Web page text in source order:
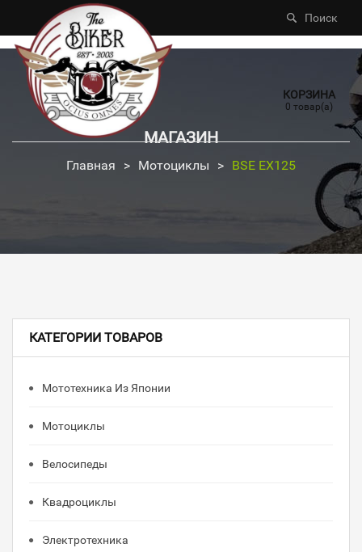
Поиск
КОРЗИНА
0 товар(а)
МАГАЗИН
Главная > Мотоциклы > BSE EX125
КАТЕГОРИИ ТОВАРОВ
Мототехника Из Японии
Мотоциклы
Велосипеды
Квадроциклы
Электротехника